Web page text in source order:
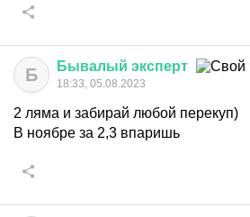
Б Бывалый эксперт
18:33, 05.08.2023
2 ляма и забирай любой перекуп)
В ноябре за 2,3 впаришь